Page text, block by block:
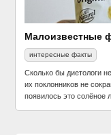
Малоизвестные
интересные факты
Сколько бы диетологи
их поклонников не
появилось это солёное